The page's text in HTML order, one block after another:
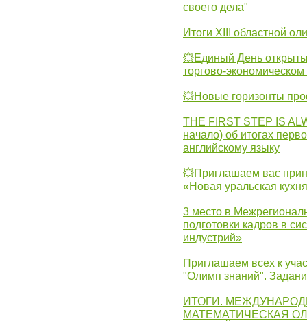
своего дела"
Итоги XIII областной
💥Единый День
торгово-
💥Новые горизонты
THE FIRST STEP IS
начало) об итогах
английскому языку
💥Приглашаем вас
«Новая уральская
3 место в
подготовки кадров в
индустрий»
Приглашаем всех к
"Олимп знаний".
ИТОГИ.
МАТЕМАТИЧЕСКАЯ